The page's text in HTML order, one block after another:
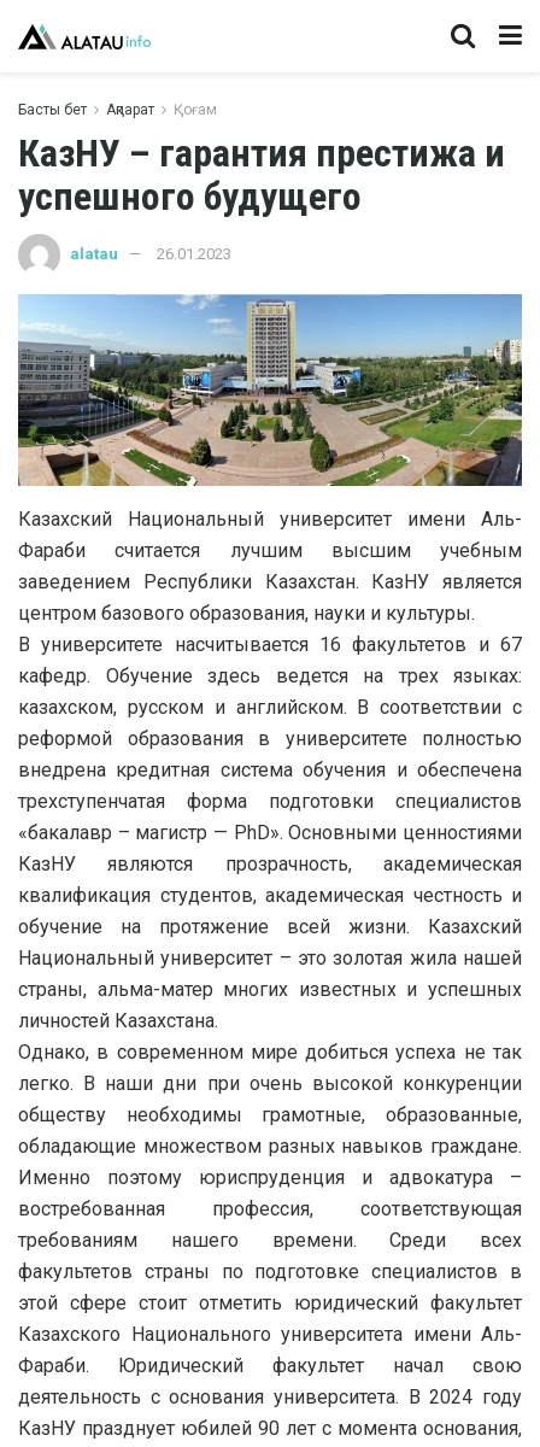
Басты бет Ақпарат Қоғам
КазНУ – гарантия престижа и
успешного будущего
alatau 26.01.2023
Казахский Национальный университет имени Аль-
Фараби считается лучшим высшим учебным
заведением Республики Казахстан. КазНУ является
центром базового образования, науки и культуры.
В университете насчитывается 16 факультетов и 67
кафедр. Обучение здесь ведется на трех языках:
казахском, русском и английском. В соответствии с
реформой образования в университете полностью
внедрена кредитная система обучения и обеспечена
трехступенчатая форма подготовки специалистов
«бакалавр – магистр — PhD». Основными ценностиями
КазНУ являются прозрачность, академическая
квалификация студентов, академическая честность и
обучение на протяжение всей жизни. Казахский
Национальный университет – это золотая жила нашей
страны, альма-матер многих известных и успешных
личностей Казахстана.
Однако, в современном мире добиться успеха не так
легко. В наши дни при очень высокой конкуренции
обществу необходимы грамотные, образованные,
обладающие множеством разных навыков граждане.
Именно поэтому юриспруденция и адвокатура –
востребованная профессия, соответствующая
требованиям нашего времени. Среди всех
факультетов страны по подготовке специалистов в
этой сфере стоит отметить юридический факультет
Казахского Национального университета имени Аль-
Фараби. Юридический факультет начал свою
деятельность с основания университета. В 2024 году
КазНУ празднует юбилей 90 лет с момента основания,